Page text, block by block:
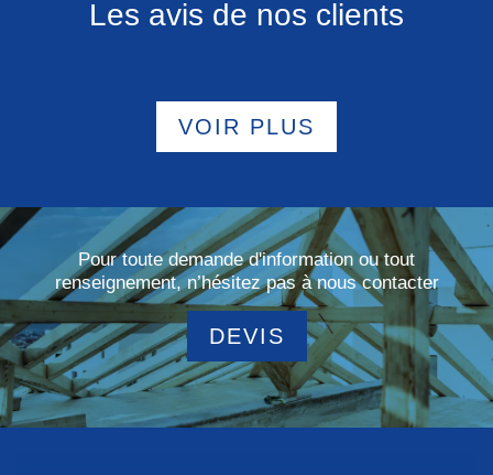
Les avis de nos clients
VOIR PLUS
Pour toute demande d'information ou tout
renseignement, n’hésitez pas à nous contacter
DEVIS